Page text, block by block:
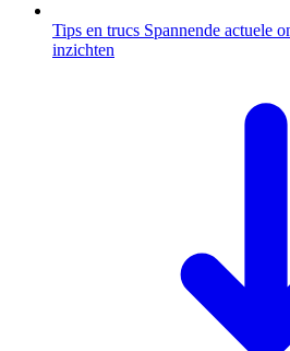
Tips en trucs Spannende actuele
inzichten